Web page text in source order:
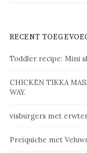
RECENT
Toddler recipe: Mini
CHICKEN TIKKA
WAY.
vis­bur­gers met
Prei­qui­che met